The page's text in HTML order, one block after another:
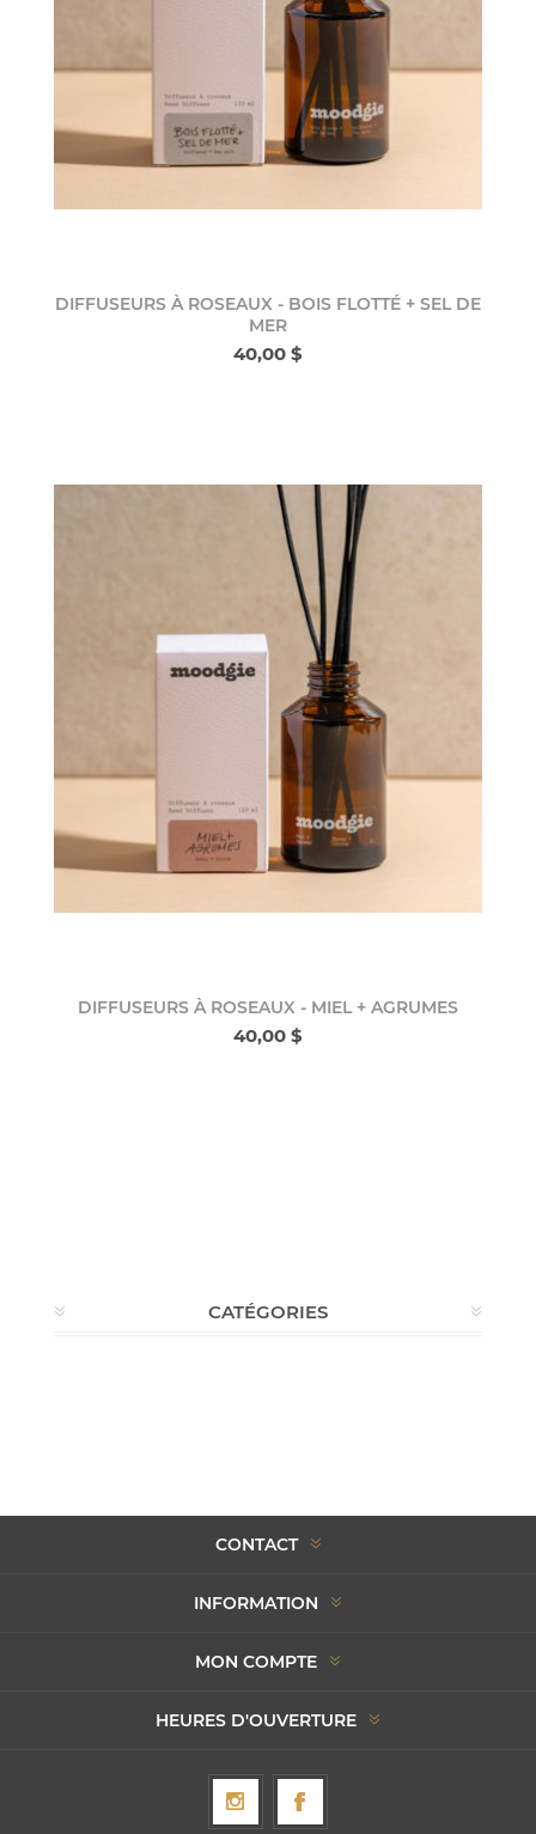
DIFFUSEURS À ROSEAUX - BOIS FLOTTÉ + SEL DE
MER
40,00 $
DIFFUSEURS À ROSEAUX - MIEL + AGRUMES
40,00 $
CATÉGORIES
CONTACT
INFORMATION
MON COMPTE
HEURES D'OUVERTURE